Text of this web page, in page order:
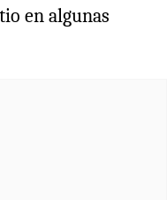
en algunas